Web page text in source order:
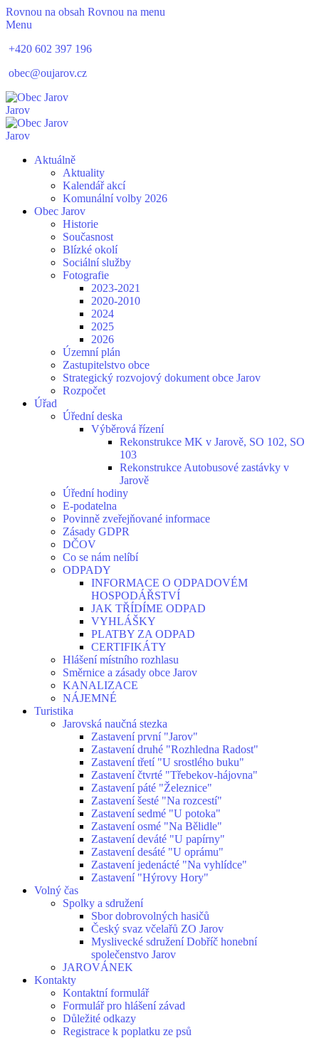
Rovnou na obsah Rovnou na menu
Menu
+420 602 397 196
obec@oujarov.cz
Jarov
Jarov
Aktuálně
Aktuality
Kalendář akcí
Komunální volby 2026
Obec Jarov
Historie
Současnost
Blízké okolí
Sociální služby
Fotografie
2023-2021
2020-2010
2024
2025
2026
Územní plán
Zastupitelstvo obce
Strategický rozvojový dokument obce Jarov
Rozpočet
Úřad
Úřední deska
Výběrová řízení
Rekonstrukce MK v Jarově, SO 102, SO
103
Rekonstrukce Autobusové zastávky v
Jarově
Úřední hodiny
E-podatelna
Povinně zveřejňované informace
Zásady GDPR
DČOV
Co se nám nelíbí
ODPADY
INFORMACE O ODPADOVÉM
HOSPODÁŘSTVÍ
JAK TŘÍDÍME ODPAD
VYHLÁŠKY
PLATBY ZA ODPAD
CERTIFIKÁTY
Hlášení místního rozhlasu
Směrnice a zásady obce Jarov
KANALIZACE
NÁJEMNÉ
Turistika
Jarovská naučná stezka
Zastavení první "Jarov"
Zastavení druhé "Rozhledna Radost"
Zastavení třetí "U srostlého buku"
Zastavení čtvrté "Třebekov-hájovna"
Zastavení páté "Železnice"
Zastavení šesté "Na rozcestí"
Zastavení sedmé "U potoka"
Zastavení osmé "Na Bělidle"
Zastavení deváté "U papírny"
Zastavení desáté "U oprámu"
Zastavení jedenácté "Na vyhlídce"
Zastavení "Hýrovy Hory"
Volný čas
Spolky a sdružení
Sbor dobrovolných hasičů
Český svaz včelařů ZO Jarov
Myslivecké sdružení Dobříč honební
společenstvo Jarov
JAROVÁNEK
Kontakty
Kontaktní formulář
Formulář pro hlášení závad
Důležité odkazy
Registrace k poplatku ze psů